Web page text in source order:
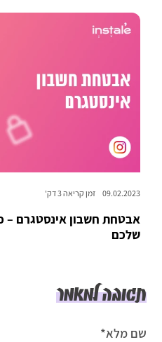
09.02.2023 זמן קריאה 3 דק'
אבטחת חשבון אינסטגרם –
שלכם
תגובה למאמר
שם מלא*